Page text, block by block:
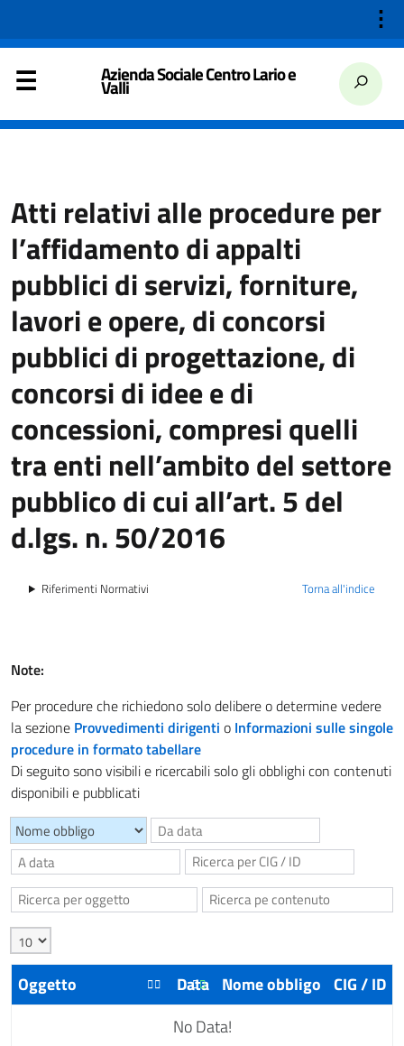
⋮
Azienda Sociale Centro Lario e
Valli
Atti relativi alle procedure per
l’affidamento di appalti
pubblici di servizi, forniture,
lavori e opere, di concorsi
pubblici di progettazione, di
concorsi di idee e di
concessioni, compresi quelli
tra enti nell’ambito del settore
pubblico di cui all’art. 5 del
d.lgs. n. 50/2016
Torna all'indice
Riferimenti Normativi
Note:
Per procedure che richiedono solo delibere o determine vedere
la sezione Provvedimenti dirigenti o Informazioni sulle singole
procedure in formato tabellare
Di seguito sono visibili e ricercabili solo gli obblighi con contenuti
disponibili e pubblicati
Oggetto Data Nome obbligo CIG / ID
No Data!